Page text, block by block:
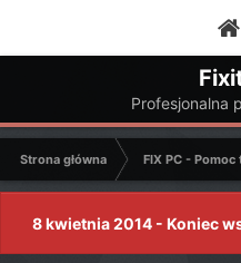
Profesjonalna
Strona główna FIX PC -
8 kwietnia 2014 - Koniec